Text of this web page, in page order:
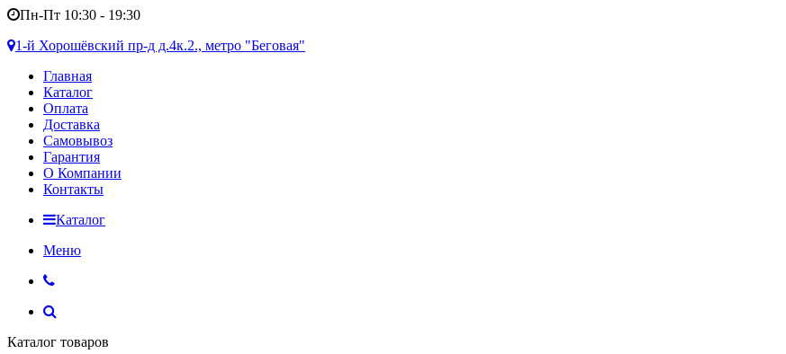
Пн-Пт 10:30 - 19:30
1-й Хорошёвский пр-д д.4к.2., метро "Беговая"
Главная
Каталог
Оплата
Доставка
Самовывоз
Гарантия
О Компании
Контакты
Каталог
Меню
Каталог товаров